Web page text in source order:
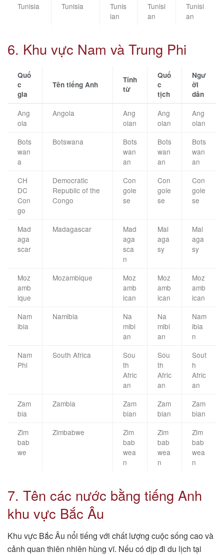
Tunisia Tunisia
Tunis
ian
Tunisi
an
Tunisi
an
6. Khu vực Nam và Trung Phi
Quố
c
gia
Tên tiếng Anh
Tính
từ
Quố
c
tịch
Ngư
ời
dân
Ang
ola
Angola
Ang
olan
Ang
olan
Ang
olan
Bots
wan
a
Botswana
Bots
wan
an
Bots
wan
an
Bots
wan
an
CH
DC
Con
go
Democratic
Republic of the
Congo
Con
gole
se
Con
gole
se
Con
gole
se
Mad
aga
scar
Madagascar
Mad
aga
sca
n
Mal
aga
sy
Mal
aga
sy
Moz
amb
ique
Mozambique
Moz
amb
ican
Moz
amb
ican
Moz
amb
ican
Nam
ibia
Namibia
Na
mibi
an
Na
mibi
an
Nam
ibia
n
Nam
Phi
South Africa
Sou
th
Afric
an
Sou
th
Afric
an
Sout
h
Afric
an
Zam
bia
Zambia
Zam
bian
Zam
bian
Zam
bian
Zim
bab
we
Zimbabwe
Zim
bab
wea
n
Zim
bab
wea
n
Zim
bab
wea
n
7. Tên các nước bằng tiếng Anh
khu vực Bắc Âu
Khu vực Bắc Âu nổi tiếng với chất lượng cuộc sống cao và
cảnh quan thiên nhiên hùng vĩ. Nếu có dịp đi du lịch tại